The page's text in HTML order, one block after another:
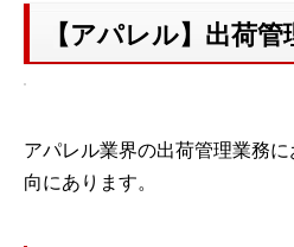
【アパレル】出荷
アパレル業界の出荷管理業務
向にあります。